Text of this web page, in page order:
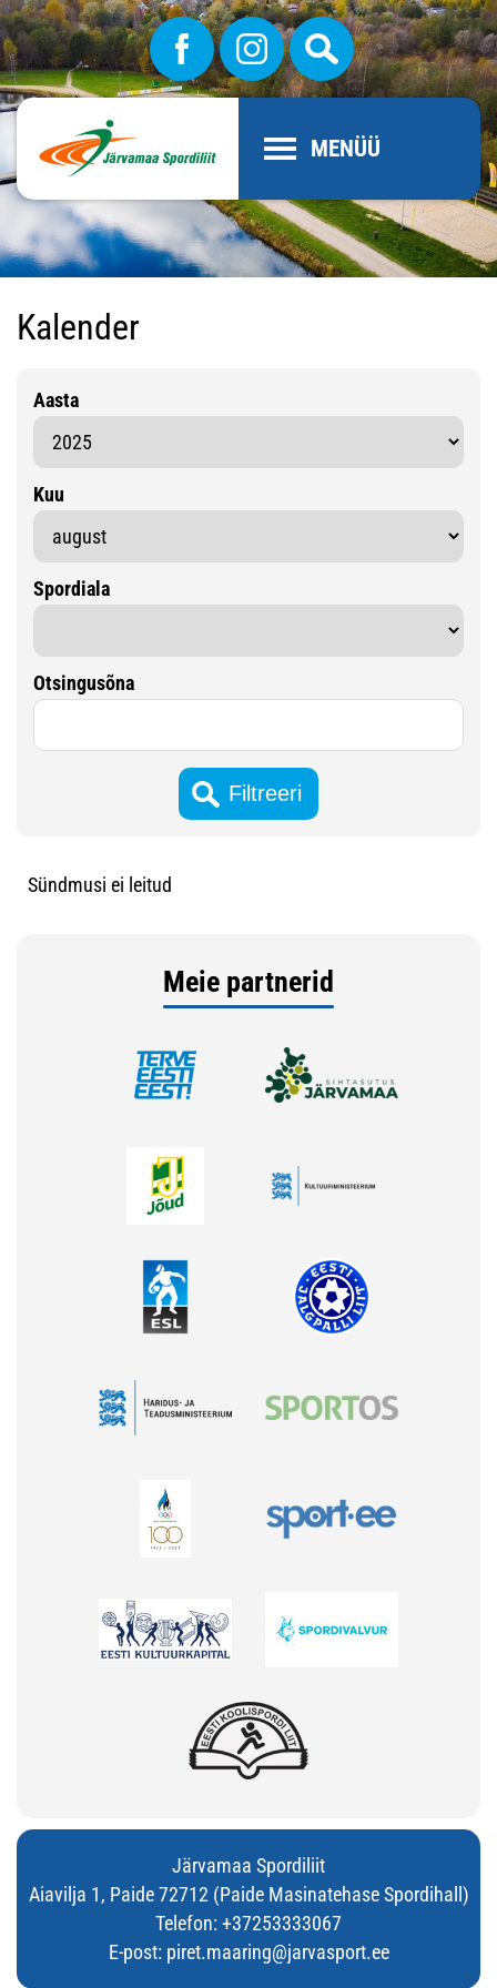
MENÜÜ
Kalender
Aasta
Kuu
Spordiala
Otsingusõna
Sündmusi ei leitud
Meie partnerid
Järvamaa Spordiliit
Aiavilja 1, Paide 72712 (Paide Masinatehase Spordihall)
Telefon: +37253333067
E-post: piret.maaring@jarvasport.ee